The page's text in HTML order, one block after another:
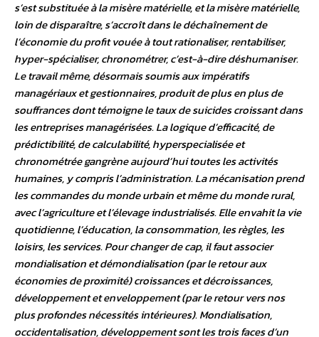
s’est substituée à la misère matérielle, et la misère matérielle,
loin de disparaître, s’accroît dans le déchaînement de
l’économie du profit vouée à tout rationaliser, rentabiliser,
hyper-spécialiser, chronométrer, c’est-à-dire déshumaniser.
Le travail même, désormais soumis aux impératifs
managériaux et gestionnaires, produit de plus en plus de
souffrances dont témoigne le taux de suicides croissant dans
les entreprises managérisées. La logique d’efficacité, de
prédictibilité, de calculabilité, hyperspecialisée et
chronométrée gangrène aujourd’hui toutes les activités
humaines, y compris l’administration. La mécanisation prend
les commandes du monde urbain et même du monde rural,
avec l’agriculture et l’élevage industrialisés. Elle envahit la vie
quotidienne, l’éducation, la consommation, les règles, les
loisirs, les services. Pour changer de cap, il faut associer
mondialisation et démondialisation (par le retour aux
économies de proximité) croissances et décroissances,
développement et enveloppement (par le retour vers nos
plus profondes nécessités intérieures). Mondialisation,
occidentalisation, développement sont les trois faces d’un